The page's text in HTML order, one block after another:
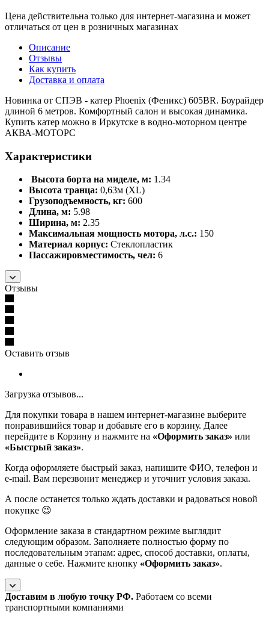
Цена действительна только для интернет-магазина и может
отличаться от цен в розничных магазинах
Описание
Отзывы
Как купить
Доставка и оплата
Новинка от СПЭВ - катер Phoenix (Феникс) 605BR. Боурайдер
длиной 6 метров. Комфортный салон и высокая динамика.
Купить катер можно в Иркутске в водно-моторном центре
АКВА-МОТОРС
Характеристики
Высота борта на миделе, м: 1.34
Высота транца: 0,63м (XL)
Грузоподъемность, кг: 600
Длина, м: 5.98
Ширина, м: 2.35
Максимальная мощность мотора, л.с.: 150
Материал корпус: Стеклопластик
Пассажировместимость, чел: 6
Отзывы
Оставить отзыв
Загрузка отзывов...
Для покупки товара в нашем интернет-магазине выберите
понравившийся товар и добавьте его в корзину. Далее
перейдите в Корзину и нажмите на «Оформить заказ» или
«Быстрый заказ».
Когда оформляете быстрый заказ, напишите ФИО, телефон и
e-mail. Вам перезвонит менеджер и уточнит условия заказа.
А после останется только ждать доставки и радоваться новой
покупке 😉
Оформление заказа в стандартном режиме выглядит
следующим образом. Заполняете полностью форму по
последовательным этапам: адрес, способ доставки, оплаты,
данные о себе. Нажмите кнопку «Оформить заказ».
Доставим в любую точку РФ. Работаем со всеми
транспортными компаниями